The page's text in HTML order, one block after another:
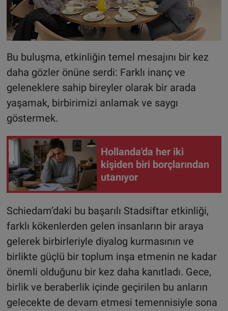
Bu buluşma, etkinliğin temel mesajını bir kez
daha gözler önüne serdi: Farklı inanç ve
geleneklere sahip bireyler olarak bir arada
yaşamak, birbirimizi anlamak ve saygı
göstermek.
Hollanda'da her iki
kişiden biri borçlarından
utanıyor
Schiedam’daki bu başarılı Stadsiftar etkinliği,
farklı kökenlerden gelen insanların bir araya
gelerek birbirleriyle diyalog kurmasının ve
birlikte güçlü bir toplum inşa etmenin ne kadar
önemli olduğunu bir kez daha kanıtladı. Gece,
birlik ve beraberlik içinde geçirilen bu anların
gelecekte de devam etmesi temennisiyle sona